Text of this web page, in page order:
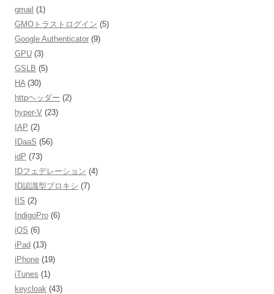
gmail (1)
GMOトラストログイン (5)
Google Authenticator (9)
GPU (3)
GSLB (5)
HA (30)
httpヘッダー (2)
hyper-V (23)
IAP (2)
IDaaS (56)
idP (73)
IDフェデレーション (4)
ID認識型プロキシ (7)
IIS (2)
IndigoPro (6)
iOS (6)
iPad (13)
iPhone (19)
iTunes (1)
keycloak (43)